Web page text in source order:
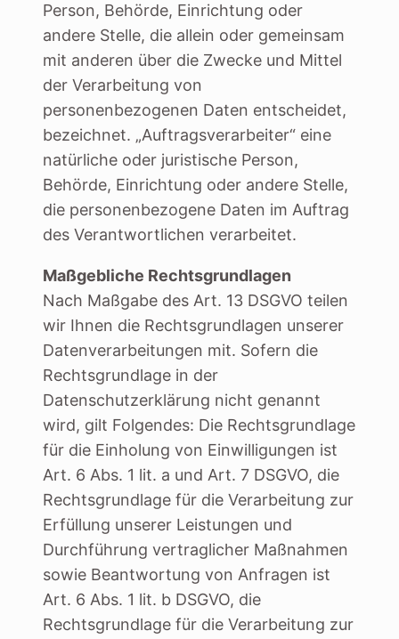
Person, Behörde, Einrichtung oder
andere Stelle, die allein oder gemeinsam
mit anderen über die Zwecke und Mittel
der Verarbeitung von
personenbezogenen Daten entscheidet,
bezeichnet. „Auftragsverarbeiter“ eine
natürliche oder juristische Person,
Behörde, Einrichtung oder andere Stelle,
die personenbezogene Daten im Auftrag
des Verantwortlichen verarbeitet.
Maßgebliche Rechtsgrundlagen
Nach Maßgabe des Art. 13 DSGVO teilen
wir Ihnen die Rechtsgrundlagen unserer
Datenverarbeitungen mit. Sofern die
Rechtsgrundlage in der
Datenschutzerklärung nicht genannt
wird, gilt Folgendes: Die Rechtsgrundlage
für die Einholung von Einwilligungen ist
Art. 6 Abs. 1 lit. a und Art. 7 DSGVO, die
Rechtsgrundlage für die Verarbeitung zur
Erfüllung unserer Leistungen und
Durchführung vertraglicher Maßnahmen
sowie Beantwortung von Anfragen ist
Art. 6 Abs. 1 lit. b DSGVO, die
Rechtsgrundlage für die Verarbeitung zur